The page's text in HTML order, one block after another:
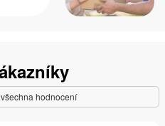
hodnocení